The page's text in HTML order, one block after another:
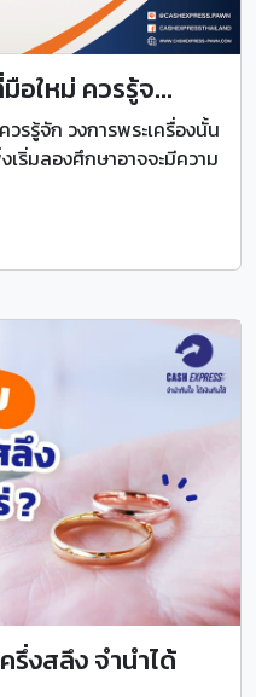
อใหม่ ควรรู้จ...
รรู้จัก วงการพระเครื่องนั้น
ริ่มลองศึกษาอาจจะมีความ
งสลึง จำนำได้